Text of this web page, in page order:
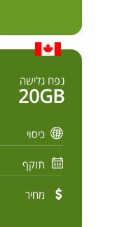
נפח גלישה
20GB
כיסוי
תוקף
מחיר